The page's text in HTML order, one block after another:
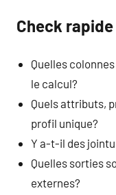
Check
Quelles
le calcul?
Quels attributs,
profil unique?
Y a-t-il des
Quelles sorties
externes?